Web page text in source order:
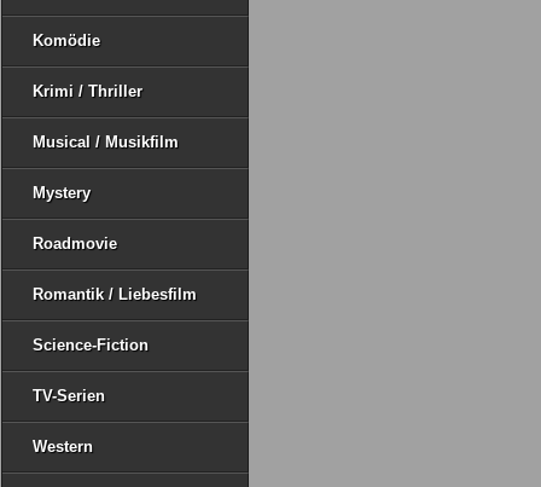
Komödie
Krimi / Thriller
Musical / Musikfilm
Mystery
Roadmovie
Romantik / Liebesfilm
Science-Fiction
TV-Serien
Western